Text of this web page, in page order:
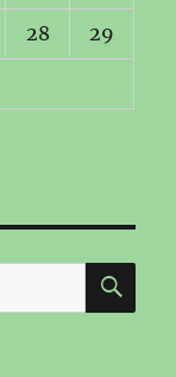
28 29
検